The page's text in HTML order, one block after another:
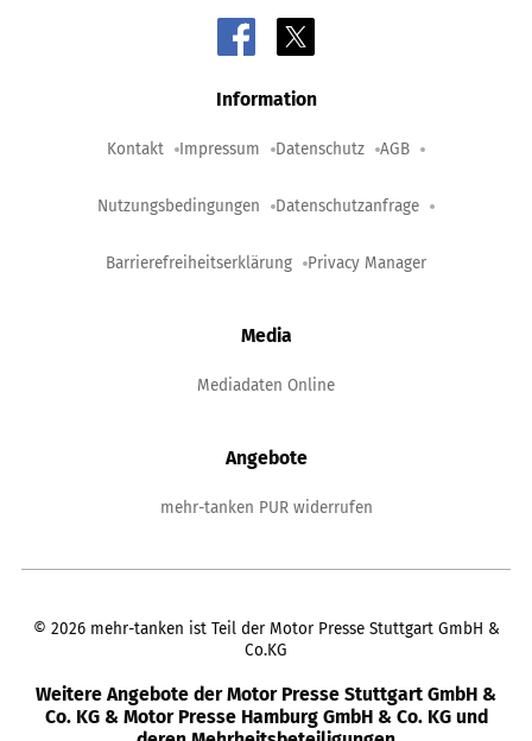
Information
Kontakt Impressum Datenschutz AGB
Nutzungsbedingungen Datenschutzanfrage
Barrierefreiheitserklärung Privacy Manager
Media
Mediadaten Online
Angebote
mehr-tanken PUR widerrufen
© 2026 mehr-tanken ist Teil der Motor Presse Stuttgart GmbH &
Co.KG
Weitere Angebote der Motor Presse Stuttgart GmbH &
Co. KG & Motor Presse Hamburg GmbH & Co. KG und